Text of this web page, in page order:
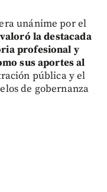
unánime por el
valoró la destacada
profesional y
sus aportes al
pública y el
de gobernanza